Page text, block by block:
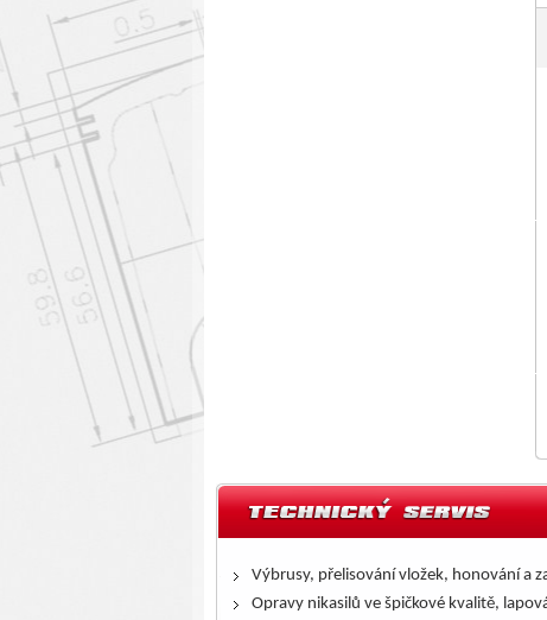
Výbrusy, přelisování vložek, honování a
Opravy nikasilů ve špičkové kvalitě,